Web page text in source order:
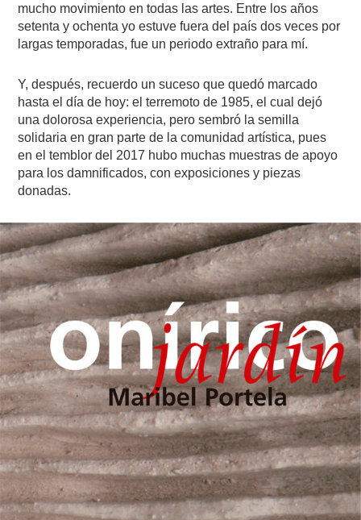
mucho movimiento en todas las artes. Entre los años
setenta y ochenta yo estuve fuera del país dos veces por
largas temporadas, fue un periodo extraño para mí.
Y, después, recuerdo un suceso que quedó marcado
hasta el día de hoy: el terremoto de 1985, el cual dejó
una dolorosa experiencia, pero sembró la semilla
solidaria en gran parte de la comunidad artística, pues
en el temblor del 2017 hubo muchas muestras de apoyo
para los damnificados, con exposiciones y piezas
donadas.